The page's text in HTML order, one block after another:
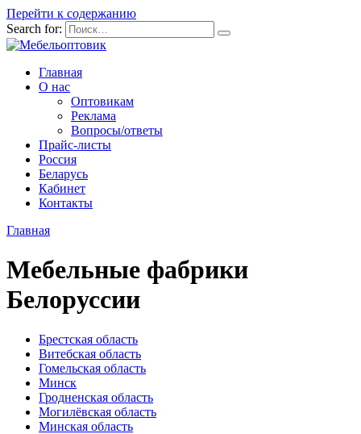
Перейти к содержанию
Search for:
Главная
О нас
Оптовикам
Реклама
Вопросы/ответы
Прайс-листы
Россия
Беларусь
Кабинет
Контакты
Главная
Мебельные фабрики
Белоруссии
Брестская область
Витебская область
Гомельская область
Минск
Гродненская область
Могилёвская область
Минская область